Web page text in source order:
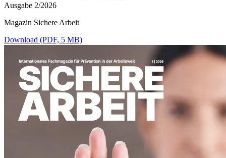
Ausgabe 2/2026
Magazin Sichere Arbeit
Download (PDF, 5 MB)